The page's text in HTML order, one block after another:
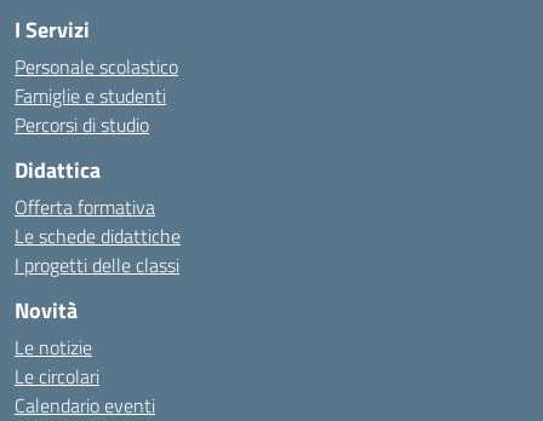
I Servizi
Personale scolastico
Famiglie e studenti
Percorsi di studio
Didattica
Offerta formativa
Le schede didattiche
I progetti delle classi
Novità
Le notizie
Le circolari
Calendario eventi